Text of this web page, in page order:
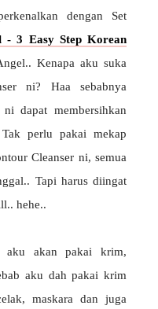
dengan Set
- 3 Easy Step Korean
Kenapa aku suka
ni? Haa sebabnya
dapat membersihkan
perlu pakai mekap
Cleanser ni, semua
Tapi harus diingat
hehe..
aku akan pakai krim,
aku dah pakai krim
maskara dan juga